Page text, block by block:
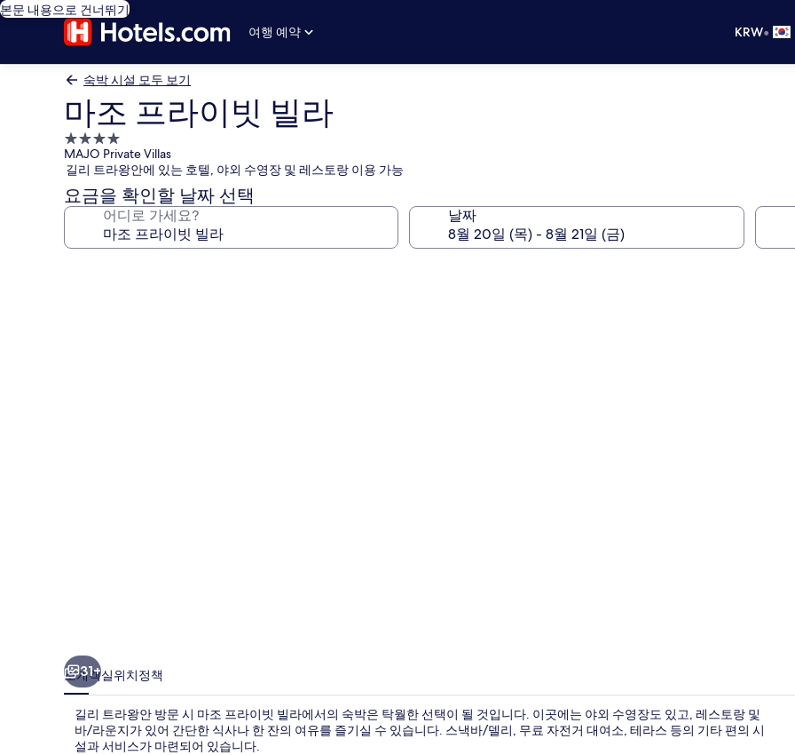
본문 내용으로 건너뛰기
여행 예약
KRW•
숙박 시설 모두 보기
마조 프라이빗 빌라
4.0
성
급
숙
박
MAJO Private Villas
길리 트라왕안에 있는 호텔, 야외 수영장 및 레스토랑 이용 가능
요금을 확인할 날짜 선택
어디로 가세요? 날짜
31+
소개객실위치정책
길리 트라왕안 방문 시 마조 프라이빗 빌라에서의 숙박은 탁월한 선택이 될 것입니다. 이곳에는 야외 수영장도 있고, 레스토랑 및
바/라운지가 있어 간단한 식사나 한 잔의 여유를 즐기실 수 있습니다. 스낵바/델리, 무료 자전거 대여소, 테라스 등의 기타 편의 시
설과 서비스가 마련되어 있습니다.